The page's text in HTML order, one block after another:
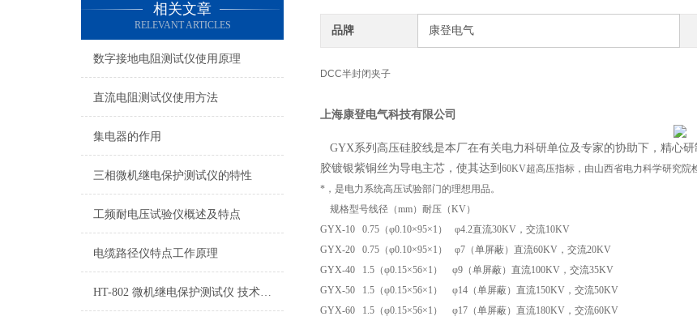
相关文章
RELEVANT ARTICLES
数字接地电阻测试仪使用原理
直流电阻测试仪使用方法
集电器的作用
三相微机继电保护测试仪的特性
工频耐电压试验仪概述及特点
电缆路径仪特点工作原理
HT-802 微机继电保护测试仪 技术参数
品牌 康登电气
DCC半封闭夹子
上海康登电气科技有限公司
GYX系列高压硅胶线是本厂在有关电力科研单位及专家的协助下，精心
胶镀银紫铜丝为导电主芯，使其达到 60KV超高压指标，由山西省电力科学研究院
*，是电力系统高压试验部门的理想用品。
规格型号线径（mm） 耐压（KV）
GYX-10 0.75 （φ0.10×95×1 ） φ4.2直流30KV ，交流10KV
GYX-20 0.75 （φ0.10×95×1 ） φ7 （单屏蔽） 直流60KV ，交流20KV
GYX-40 1.5 （φ0.15×56×1 ） φ9 （单屏蔽） 直流100KV ，交流35KV
GYX-50 1.5 （φ0.15×56×1 ） φ14 （单屏蔽） 直流150KV ，交流50KV
GYX-60 1.5 （φ0.15×56×1 ） φ17 （单屏蔽） 直流180KV ，交流60KV